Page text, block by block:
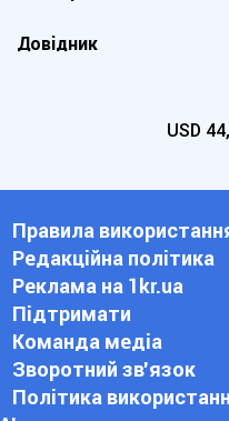
Довідник
USD
Правила
Редакційна політика
Реклама на 1kr.ua
Підтримати
Команда медіа
Зворотний зв'язок
Політика